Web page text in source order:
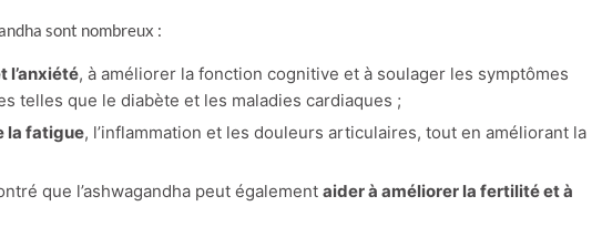
sont nombreux :
l’anxiété, à améliorer la fonction cognitive et à soulager les symptômes
telles que le diabète et les maladies cardiaques ;
la fatigue, l’inflammation et les douleurs articulaires, tout en améliorant la
que l’ashwagandha peut également aider à améliorer la fertilité et à